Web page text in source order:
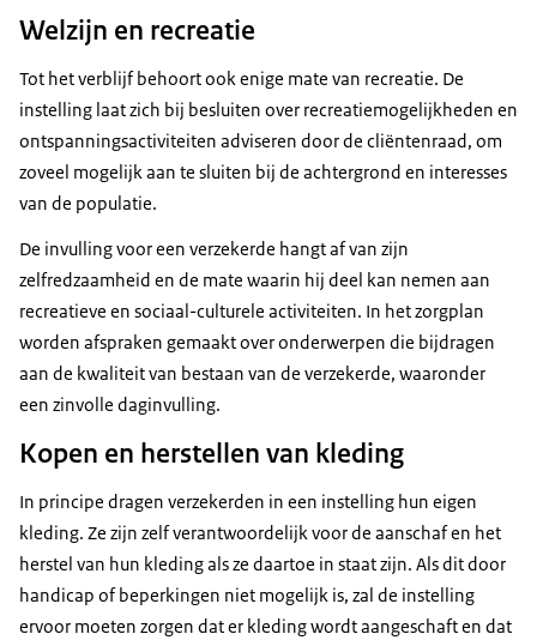
Welzijn en recreatie
Tot het verblijf behoort ook enige mate van recreatie. De
instelling laat zich bij besluiten over recreatiemogelijkheden en
ontspanningsactiviteiten adviseren door de cliëntenraad, om
zoveel mogelijk aan te sluiten bij de achtergrond en interesses
van de populatie.
De invulling voor een verzekerde hangt af van zijn
zelfredzaamheid en de mate waarin hij deel kan nemen aan
recreatieve en sociaal-culturele activiteiten. In het zorgplan
worden afspraken gemaakt over onderwerpen die bijdragen
aan de kwaliteit van bestaan van de verzekerde, waaronder
een zinvolle daginvulling.
Kopen en herstellen van kleding
In principe dragen verzekerden in een instelling hun eigen
kleding. Ze zijn zelf verantwoordelijk voor de aanschaf en het
herstel van hun kleding als ze daartoe in staat zijn. Als dit door
handicap of beperkingen niet mogelijk is, zal de instelling
ervoor moeten zorgen dat er kleding wordt aangeschaft en dat